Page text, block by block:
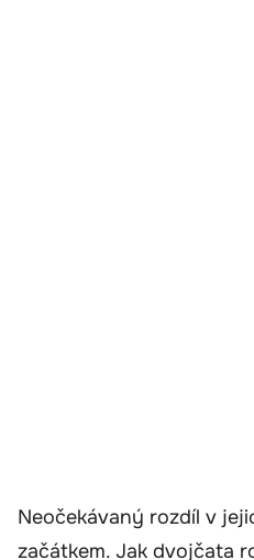
Neočekávaný rozdíl v
začátkem. Jak dvojčata